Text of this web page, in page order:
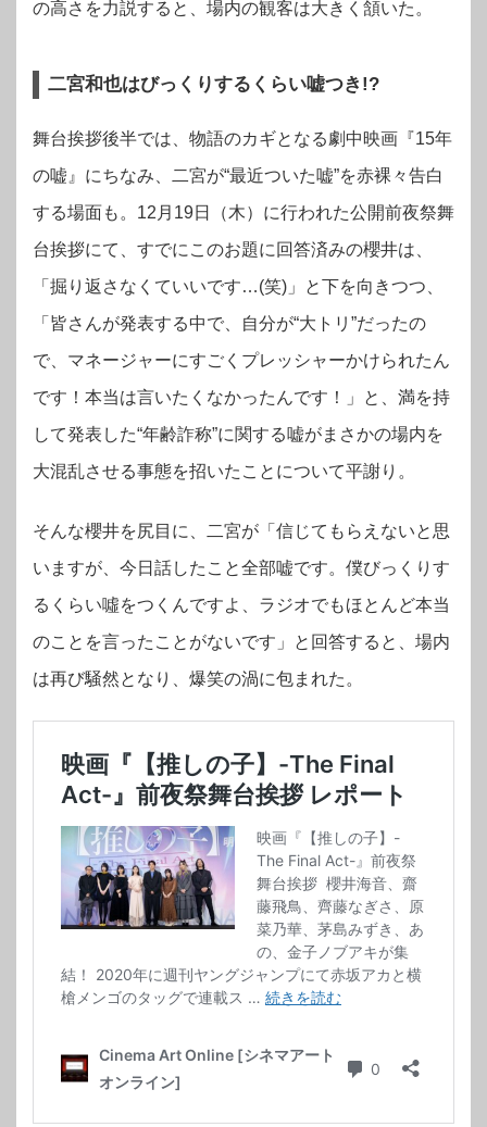
の高さを力説すると、場内の観客は大きく頷いた。
二宮和也はびっくりするくらい嘘つき!?
舞台挨拶後半では、物語のカギとなる劇中映画『15年
の嘘』にちなみ、二宮が“最近ついた嘘”を赤裸々告白
する場面も。12月19日（木）に行われた公開前夜祭舞
台挨拶にて、すでにこのお題に回答済みの櫻井は、
「掘り返さなくていいです…(笑)」と下を向きつつ、
「皆さんが発表する中で、自分が“大トリ”だったの
で、マネージャーにすごくプレッシャーかけられたん
です！本当は言いたくなかったんです！」と、満を持
して発表した“年齢詐称”に関する嘘がまさかの場内を
大混乱させる事態を招いたことについて平謝り。
そんな櫻井を尻目に、二宮が「信じてもらえないと思
いますが、今日話したこと全部嘘です。僕びっくりす
るくらい噓をつくんですよ、ラジオでもほとんど本当
のことを言ったことがないです」と回答すると、場内
は再び騒然となり、爆笑の渦に包まれた。